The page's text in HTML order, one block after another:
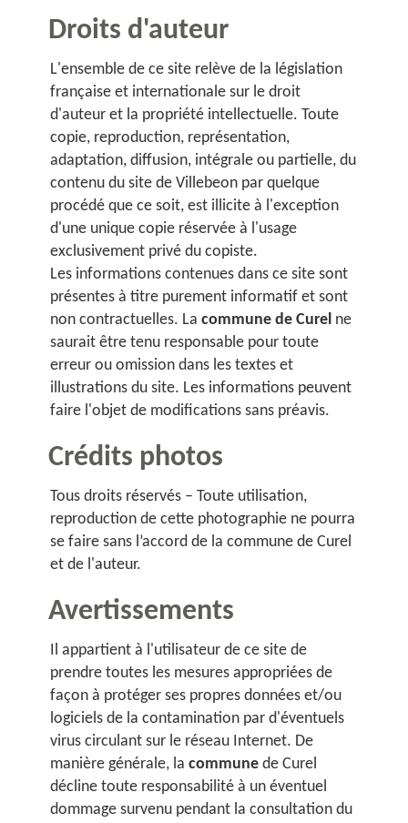
Droits d'auteur
L'ensemble de ce site relève de la législation
française et internationale sur le droit
d'auteur et la propriété intellectuelle. Toute
copie, reproduction, représentation,
adaptation, diffusion, intégrale ou partielle, du
contenu du site de Villebeon par quelque
procédé que ce soit, est illicite à l'exception
d'une unique copie réservée à l'usage
exclusivement privé du copiste.
Les informations contenues dans ce site sont
présentes à titre purement informatif et sont
non contractuelles. Lacommune de Curel ne
saurait être tenu responsable pour toute
erreur ou omission dans les textes et
illustrations du site. Les informations peuvent
faire l'objet de modifications sans préavis.
Crédits photos
Tous droits réservés – Toute utilisation,
reproduction de cette photographie ne pourra
se faire sans l’accord de la commune de Curel
et de l'auteur.
Avertissements
Il appartient à l'utilisateur de ce site de
prendre toutes les mesures appropriées de
façon à protéger ses propres données et/ou
logiciels de la contamination par d'éventuels
virus circulant sur le réseau Internet. De
manière générale, lacommunede Curel
décline toute responsabilité à un éventuel
dommage survenu pendant la consultation du